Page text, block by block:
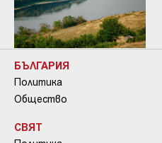
БЪЛГАРИЯ
Политика
Общество
СВЯТ